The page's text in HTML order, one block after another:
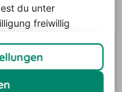
Autovermietung
stößt.
unsicher sind und
Anbieter Sie sich vor
dazu, die
du unter
freiwillig